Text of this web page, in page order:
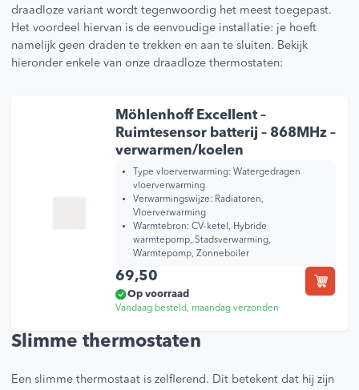
draadloze variant wordt tegenwoordig het meest toegepast.
Het voordeel hiervan is de eenvoudige installatie: je hoeft
namelijk geen draden te trekken en aan te sluiten. Bekijk
hieronder enkele van onze draadloze thermostaten:
Möhlenhoff Excellent –
Ruimtesensor batterij – 868MHz –
verwarmen/koelen
Type vloerverwarming: Watergedragen
vloerverwarming
Verwarmingswijze: Radiatoren,
Vloerverwarming
Warmtebron: CV-ketel, Hybride
warmtepomp, Stadsverwarming,
Warmtepomp, Zonneboiler
69,50
Op voorraad
Vandaag besteld, maandag verzonden
Slimme thermostaten
Een slimme thermostaat is zelflerend. Dit betekent dat hij zijn